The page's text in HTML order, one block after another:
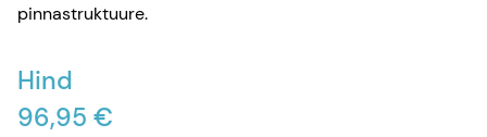
pinnastruktuure.
Hind
96,95 €